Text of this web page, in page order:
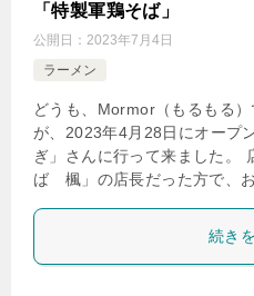
「特製軍鶏そば」
公開日： 2023年7月4日
ラーメン
どうも、Mormor（もるもる
が、2023年4月28日にオープ
ぎ」さんに行って来ました。
ば 楓」の店長だった方で、
続き